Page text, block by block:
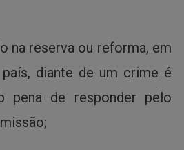
na reserva ou reforma, em
diante de um crime é
pena de responder pelo